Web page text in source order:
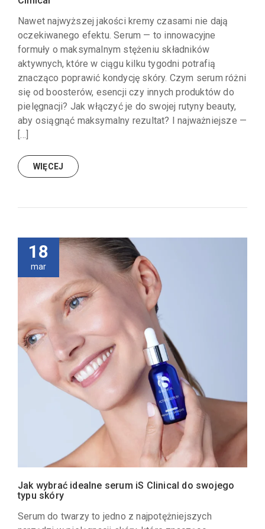
Nawet najwyższej jakości kremy czasami nie dają
oczekiwanego efektu. Serum — to innowacyjne
formuły o maksymalnym stężeniu składników
aktywnych, które w ciągu kilku tygodni potrafią
znacząco poprawić kondycję skóry. Czym serum różni
się od boosterów, esencji czy innych produktów do
pielęgnacji? Jak włączyć je do swojej rutyny beauty,
aby osiągnąć maksymalny rezultat? I najważniejsze —
[…]
WIĘCEJ
18
mar
Jak wybrać idealne serum iS Clinical do swojego
typu skóry
Serum do twarzy to jedno z najpotężniejszych